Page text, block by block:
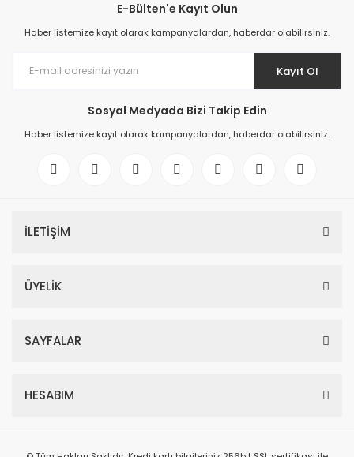
E-Bülten'e Kayıt Olun
Haber listemize kayıt olarak kampanyalardan, haberdar olabilirsiniz.
Kayıt Ol
Sosyal Medyada Bizi Takip Edin
Haber listemize kayıt olarak kampanyalardan, haberdar olabilirsiniz.
İLETİŞİM
ÜYELİK
SAYFALAR
HESABIM